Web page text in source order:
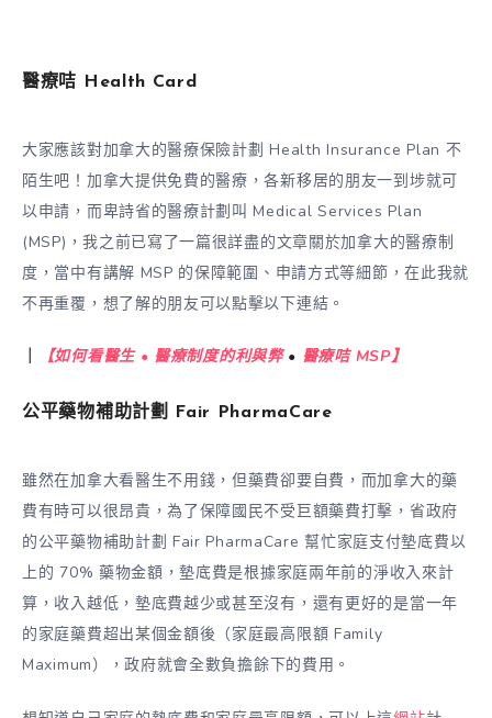
醫療咭 Health Card
大家應該對加拿大的醫療保險計劃 Health Insurance Plan 不
陌生吧！加拿大提供免費的醫療，各新移居的朋友一到埗就可
以申請，而卑詩省的醫療計劃叫 Medical Services Plan
(MSP)，我之前已寫了一篇很詳盡的文章關於加拿大的醫療制
度，當中有講解 MSP 的保障範圍、申請方式等細節，在此我就
不再重覆，想了解的朋友可以點擊以下連結。
【如何看醫生 • 醫療制度的利與弊• 醫療咭 MSP】
公平藥物補助計劃 Fair PharmaCare
雖然在加拿大看醫生不用錢，但藥費卻要自費，而加拿大的藥
費有時可以很昂貴，為了保障國民不受巨額藥費打擊，省政府
的公平藥物補助計劃 Fair PharmaCare 幫忙家庭支付墊底費以
上的 70% 藥物金額，墊底費是根據家庭兩年前的淨收入來計
算，收入越低，墊底費越少或甚至沒有，還有更好的是當一年
的家庭藥費超出某個金額後（家庭最高限額 Family
Maximum），政府就會全數負擔餘下的費用。